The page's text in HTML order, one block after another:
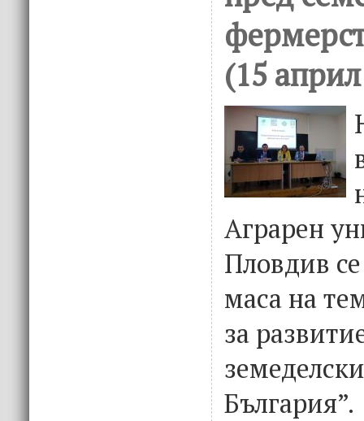
(15
Аграрен
Пловдив
маса на
за
България”.